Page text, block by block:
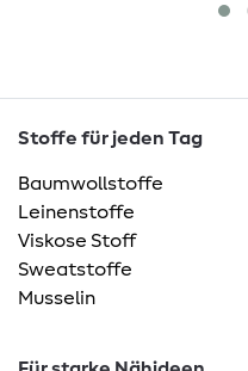
Stoffe für jeden Tag
Baumwollstoffe
Leinenstoffe
Viskose Stoff
Sweatstoffe
Musselin